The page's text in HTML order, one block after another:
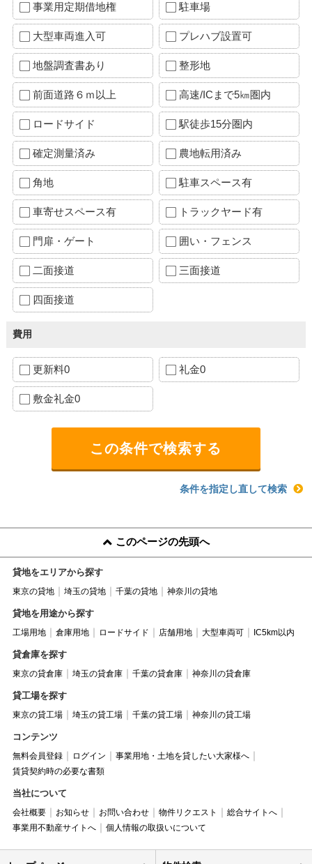
事業用定期借地権 駐車場
大型車両進入可 プレハブ設置可
地盤調査書あり 整形地
前面道路６ｍ以上 高速/ICまで5㎞圏内
ロードサイド 駅徒歩15分圏内
確定測量済み 農地転用済み
角地 駐車スペース有
車寄せスペース有 トラックヤード有
門扉・ゲート 囲い・フェンス
二面接道 三面接道
四面接道
費用
更新料0 礼金0
敷金礼金0
条件を指定し直して検索
このページの先頭へ
貸地をエリアから探す
東京の貸地 埼玉の貸地 千葉の貸地 神奈川の貸地
貸地を用途から探す
工場用地 倉庫用地 ロードサイド 店舗用地 大型車両可 IC5km以内
貸倉庫を探す
東京の貸倉庫 埼玉の貸倉庫 千葉の貸倉庫 神奈川の貸倉庫
貸工場を探す
東京の貸工場 埼玉の貸工場 千葉の貸工場 神奈川の貸工場
コンテンツ
無料会員登録 ログイン
事業用地・土地を貸したい大家様へ
賃貸契約時の必要な書類
当社について
会社概要 お知らせ お問い合わせ 物件リクエスト
総合サイトへ
事業用不動産サイトへ
個人情報の取扱いについて